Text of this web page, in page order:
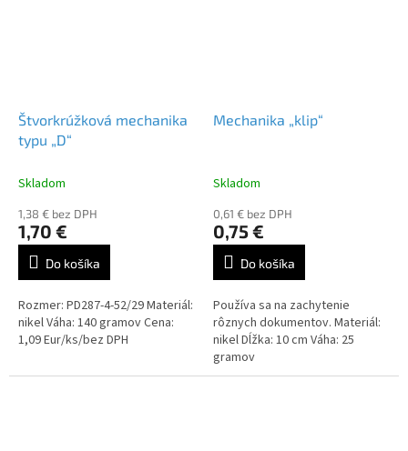
Štvorkrúžková mechanika
typu „D“
Skladom
1,38 € bez DPH
1,70 €
Do košíka
Rozmer: PD287-4-52/29 Materiál:
nikel Váha: 140 gramov Cena:
1,09 Eur/ks/bez DPH
Mechanika „klip“
Skladom
0,61 € bez DPH
0,75 €
Do košíka
Používa sa na zachytenie
rôznych dokumentov. Materiál:
nikel Dĺžka: 10 cm Váha: 25
gramov